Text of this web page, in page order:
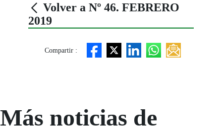
Volver a Nº 46. FEBRERO
2019
Compartir :
Más noticias de